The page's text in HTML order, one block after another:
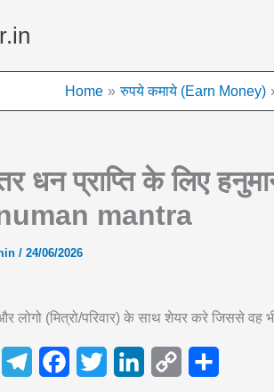
Home रुपये कमाये (Earn Money)
धन प्राप्ति के लिए
mantra
/ 24/06/2026
लोगो (मित्रो/परिवार) के साथ शेयर करे जिससे वह
W